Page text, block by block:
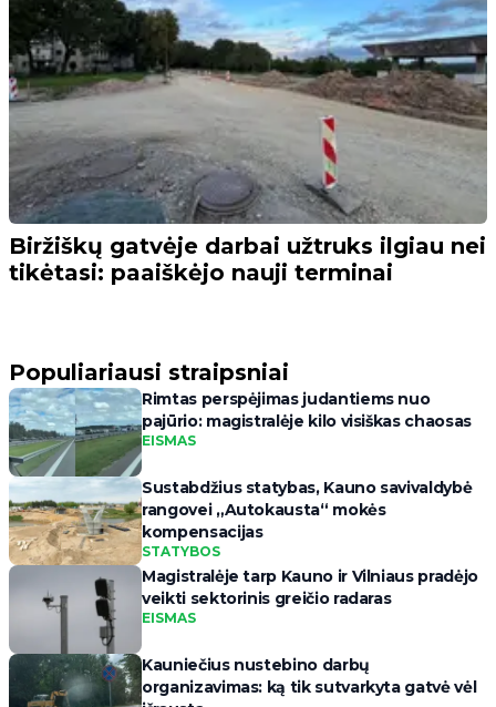
Biržiškų gatvėje darbai užtruks ilgiau nei
tikėtasi: paaiškėjo nauji terminai
Populiariausi straipsniai
Rimtas perspėjimas judantiems nuo
pajūrio: magistralėje kilo visiškas chaosas
EISMAS
Sustabdžius statybas, Kauno savivaldybė
rangovei „Autokausta“ mokės
kompensacijas
STATYBOS
Magistralėje tarp Kauno ir Vilniaus pradėjo
veikti sektorinis greičio radaras
EISMAS
Kauniečius nustebino darbų
organizavimas: ką tik sutvarkyta gatvė vėl